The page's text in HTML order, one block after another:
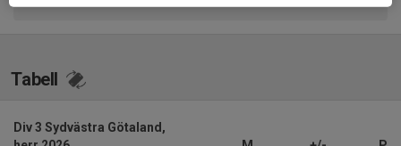
Tabell
Div 3 Sydvästra Götaland,